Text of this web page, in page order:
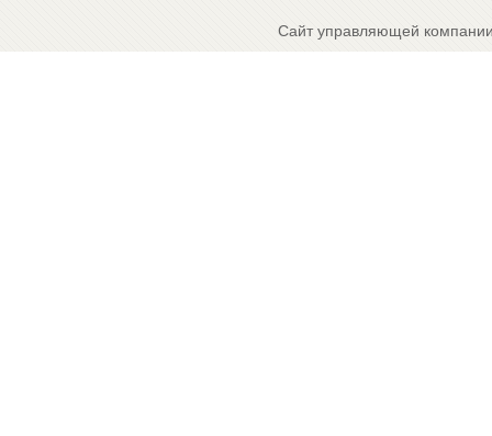
Сайт управляющей